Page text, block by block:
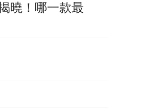
曉！哪一款最